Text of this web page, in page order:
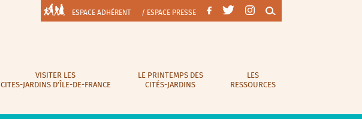
ESPACE ADHÉRENT / ESPACE PRESSE
VISITER LES
CITES-JARDINS D’ÎLE-DE-FRANCE
LE PRINTEMPS DES
CITÉS-JARDINS
LES
RESSOURCES